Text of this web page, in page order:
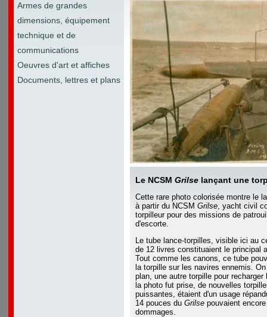
Armes de grandes
dimensions, équipement
technique et de
communications
Oeuvres d'art et affiches
Documents, lettres et plans
Le NCSM Grilse lançant une
Cette rare photo colorisée montre le
à partir du NCSM Grilse, yacht civil
torpilleur pour des missions de
d'escorte.
Le tube lance-torpilles, visible ici au
de 12 livres constituaient le principal
Tout comme les canons, ce tube
la torpille sur les navires ennemis.
plan, une autre torpille pour
la photo fut prise, de nouvelles
puissantes, étaient d'un usage
14 pouces du Grilse pouvaient
dommages.